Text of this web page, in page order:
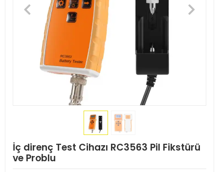
İç direnç Test Cihazı RC3563 Pil Fikstürü
ve Problu